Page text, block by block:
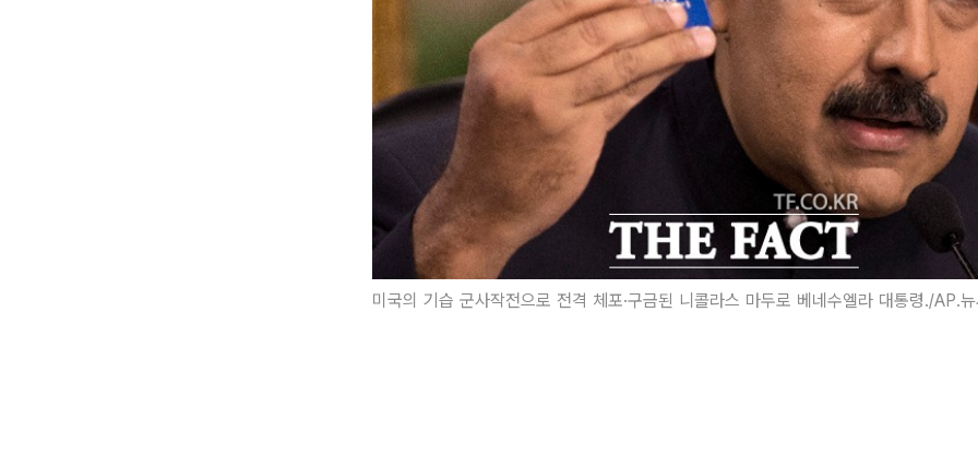
미국의 기습 군사작전으로 전격 체포·구금된 니콜라스 마두로 베네수엘라 대통령./AP.